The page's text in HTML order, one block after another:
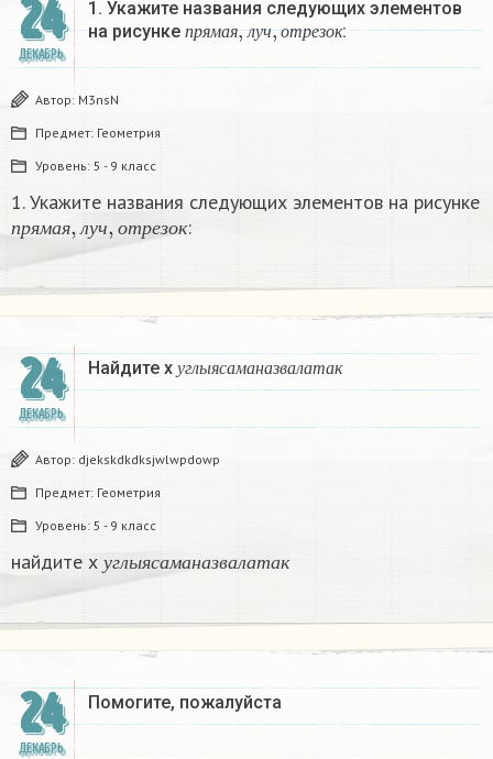
24
ДЕКАБРЬ
1. Укажите названия следующих элементов
на рисунке
прямая л у ч о т р е зо к
прямая, луч,отрезок
:
Автор: M3nsN
Предмет: Геометрия
Уровень: 5 - 9 класс
1. Укажите названия следующих элементов на рисунке
п рямая л у ч отрез ок
прямая,луч,отрез ок
:
24
ДЕКАБРЬ
Найдите х у гл ыяс ама н а зв ал а т а к
углыясама н а звалатак
Автор: djekskdkdksjwlwpdowp
Предмет: Геометрия
Уровень: 5 - 9 класс
найдите х у гл ыяс ама н аз в ал а т а к
24
ДЕКАБРЬ
Помогите, пожалуйста ​